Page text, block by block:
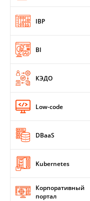
IBP
BI
КЭДО
Low-code
DBaaS
Kubernetes
Корпоративный
портал